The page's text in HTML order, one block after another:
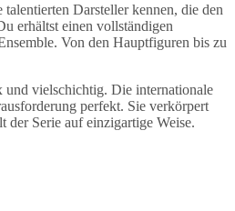
Darsteller kennen, die den
erhältst einen vollständigen
Von den Hauptfiguren bis zu
und vielschichtig. Die internationale
perfekt. Sie verkörpert
der Serie auf einzigartige Weise.